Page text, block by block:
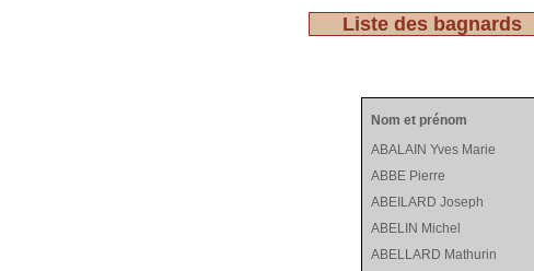
Liste des bagnards
Nom et prénom
ABALAIN Yves Marie
ABBE Pierre
ABEILARD Joseph
ABELIN Michel
ABELLARD Mathurin